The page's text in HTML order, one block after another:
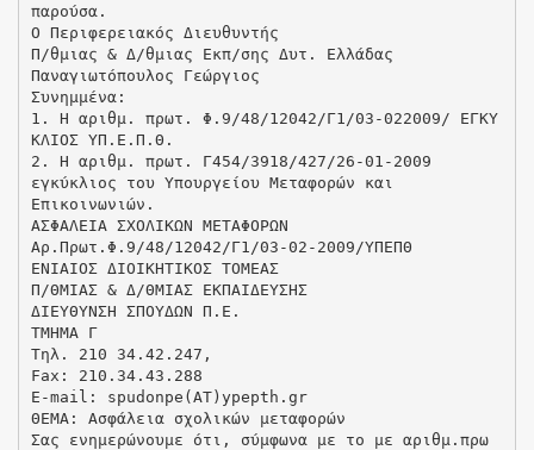
παρούσα.
Ο Περιφερειακός Διευθυντής
Π/θμιας & Δ/θμιας Εκπ/σης Δυτ. Ελλάδας
Παναγιωτόπουλος Γεώργιος
Συνημμένα:
1. Η αριθμ. πρωτ. Φ.9/48/12042/Γ1/03-022009/ ΕΓΚΥ
ΚΛΙΟΣ ΥΠ.Ε.Π.Θ.
2. Η αριθμ. πρωτ. Γ454/3918/427/26-01-2009
εγκύκλιος του Υπουργείου Μεταφορών και
Επικοινωνιών.
ΑΣΦΑΛΕΙΑ ΣΧΟΛΙΚΩΝ ΜΕΤΑΦΟΡΩΝ
Αρ.Πρωτ.Φ.9/48/12042/Γ1/03-02-2009/ΥΠΕΠΘ
ΕΝΙΑΙΟΣ ΔΙΟΙΚΗΤΙΚΟΣ ΤΟΜΕΑΣ
Π/ΘΜΙΑΣ & Δ/ΘΜΙΑΣ ΕΚΠΑΙΔΕΥΣΗΣ
ΔΙΕΥΘΥΝΣΗ ΣΠΟΥΔΩΝ Π.Ε.
ΤΜΗΜΑ Γ
Τηλ. 210 34.42.247,
Fax: 210.34.43.288
E-mail: spudonpe(AT)ypepth.gr
ΘΕΜΑ: Ασφάλεια σχολικών μεταφορών
Σας ενημερώνουμε ότι, σύμφωνα με το με αριθμ.πρω